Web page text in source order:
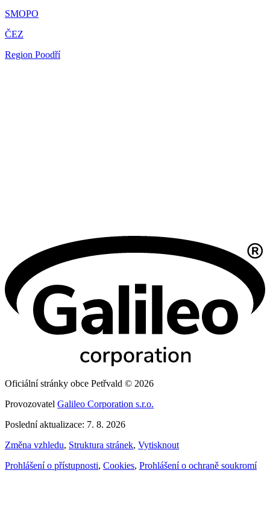
SMOPO
ČEZ
Region Poodří
Oficiální stránky obce Petřvald © 2026
Provozovatel Galileo Corporation s.r.o.
Poslední aktualizace: 7. 8. 2026
Změna vzhledu, Struktura stránek, Vytisknout
Prohlášení o přístupnosti, Cookies, Prohlášení o ochraně soukromí